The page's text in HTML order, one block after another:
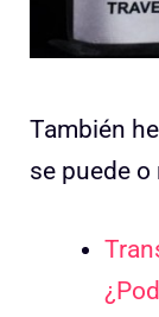
También
se puede